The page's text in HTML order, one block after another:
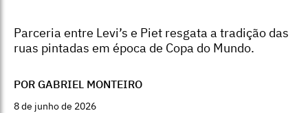
Parceria entre Levi’s e Piet resgata a tradição das
ruas pintadas em época de Copa do Mundo.
POR GABRIEL MONTEIRO
8 de junho de 2026